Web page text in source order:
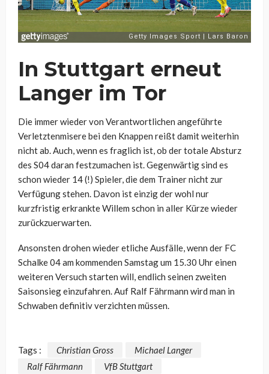
In Stuttgart erneut
Langer im Tor
Die immer wieder von Verantwortlichen angeführte
Verletztenmisere bei den Knappen reißt damit weiterhin
nicht ab. Auch, wenn es fraglich ist, ob der totale Absturz
des S04 daran festzumachen ist. Gegenwärtig sind es
schon wieder 14 (!) Spieler, die dem Trainer nicht zur
Verfügung stehen. Davon ist einzig der wohl nur
kurzfristig erkrankte Willem schon in aller Kürze wieder
zurückzuerwarten.
Ansonsten drohen wieder etliche Ausfälle, wenn der FC
Schalke 04 am kommenden Samstag um 15.30 Uhr einen
weiteren Versuch starten will, endlich seinen zweiten
Saisonsieg einzufahren. Auf Ralf Fährmann wird man in
Schwaben definitiv verzichten müssen.
Tags : Christian Gross
Michael Langer
Ralf Fährmann
VfB Stuttgart